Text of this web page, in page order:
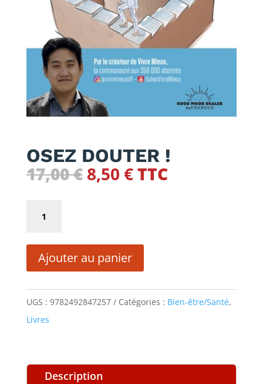
OSEZ DOUTER !
17,00€ Le
17,00 €.
8,50 €Le
8,50 €.
TTC
OSEZ
DOUTER
Ajouter au panier
UGS : 9782492847257 Catégories : Bien-être/Santé,
Livres
Description